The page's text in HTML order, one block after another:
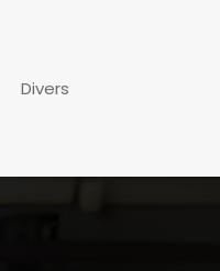
Divers